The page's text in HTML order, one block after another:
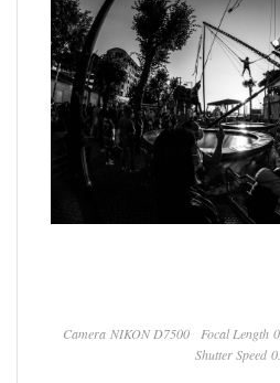
Camera NIKON D7500 Focal Length
Shutter Speed